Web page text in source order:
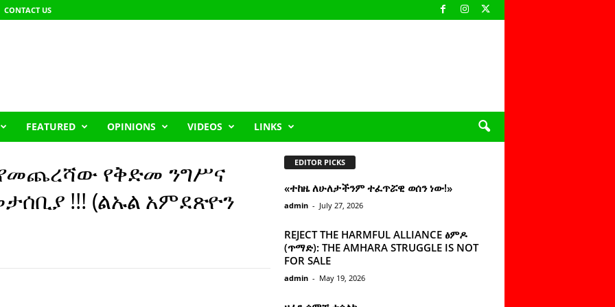
CONTACT US
FEATURED OPINIONS VIDEOS LINKS
የቅድመ ንግሥና
!!! (ልኡል አምደጽዮን
EDITOR PICKS
«ተከዜ ለሁለታችንም ተፈጥሯዊ ወሰን ነው!»
admin - July 27, 2026
REJECT THE HARMFUL ALLIANCE ፅምዶ
(ጥማድ): THE AMHARA STRUGGLE IS NOT
FOR SALE
admin - May 19, 2026